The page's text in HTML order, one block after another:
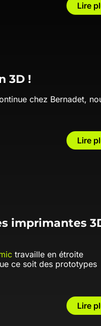
Lire
3D !
chez Bernadet,
Lire
imprimantes
travaille en étroite
ce soit des prototypes
Lire